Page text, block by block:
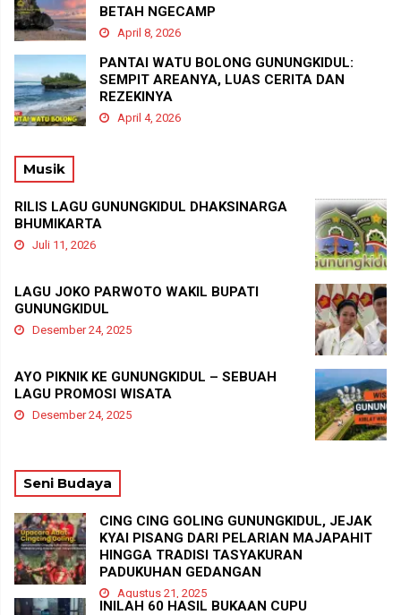
BETAH NGECAMP
April 8, 2026
PANTAI WATU BOLONG GUNUNGKIDUL:
SEMPIT AREANYA, LUAS CERITA DAN
REZEKINYA
April 4, 2026
Musik
RILIS LAGU GUNUNGKIDUL DHAKSINARGA
BHUMIKARTA
Juli 11, 2026
LAGU JOKO PARWOTO WAKIL BUPATI
GUNUNGKIDUL
Desember 24, 2025
AYO PIKNIK KE GUNUNGKIDUL – SEBUAH
LAGU PROMOSI WISATA
Desember 24, 2025
Seni Budaya
CING CING GOLING GUNUNGKIDUL, JEJAK
KYAI PISANG DARI PELARIAN MAJAPAHIT
HINGGA TRADISI TASYAKURAN
PADUKUHAN GEDANGAN
Agustus 21, 2025
INILAH 60 HASIL BUKAAN CUPU